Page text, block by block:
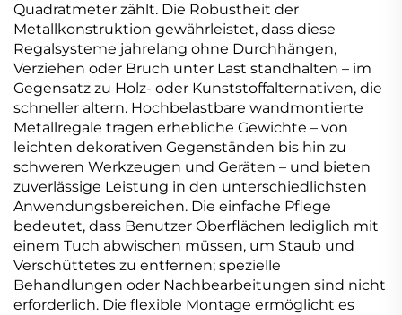
Quadratmeter zählt. Die Robustheit der
Metallkonstruktion gewährleistet, dass diese
Regalsysteme jahrelang ohne Durchhängen,
Verziehen oder Bruch unter Last standhalten – im
Gegensatz zu Holz- oder Kunststoffalternativen, die
schneller altern. Hochbelastbare wandmontierte
Metallregale tragen erhebliche Gewichte – von
leichten dekorativen Gegenständen bis hin zu
schweren Werkzeugen und Geräten – und bieten
zuverlässige Leistung in den unterschiedlichsten
Anwendungsbereichen. Die einfache Pflege
bedeutet, dass Benutzer Oberflächen lediglich mit
einem Tuch abwischen müssen, um Staub und
Verschüttetes zu entfernen; spezielle
Behandlungen oder Nachbearbeitungen sind nicht
erforderlich. Die flexible Montage ermöglicht es